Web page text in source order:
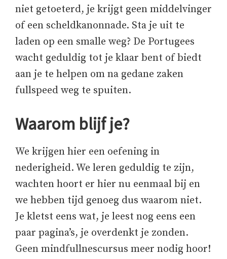
niet getoeterd, je krijgt geen middelvinger
of een scheldkanonnade. Sta je uit te
laden op een smalle weg? De Portugees
wacht geduldig tot je klaar bent of biedt
aan je te helpen om na gedane zaken
fullspeed weg te spuiten.
Waarom blijf je?
We krijgen hier een oefening in
nederigheid. We leren geduldig te zijn,
wachten hoort er hier nu eenmaal bij en
we hebben tijd genoeg dus waarom niet.
Je kletst eens wat, je leest nog eens een
paar pagina’s, je overdenkt je zonden.
Geen mindfullnescursus meer nodig hoor!